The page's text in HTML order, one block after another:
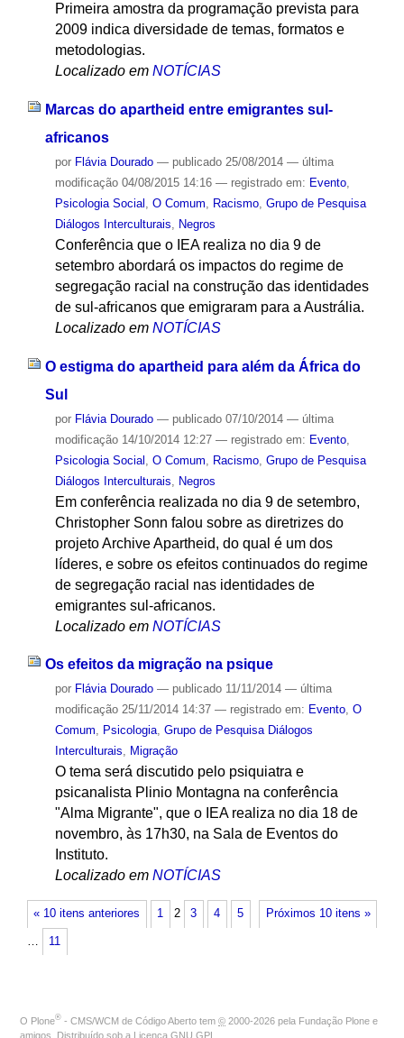
Primeira amostra da programação prevista para
2009 indica diversidade de temas, formatos e
metodologias.
Localizado em NOTÍCIAS
Marcas do apartheid entre emigrantes sul-
africanos
por Flávia Dourado — publicado25/08/2014 — última
modificação04/08/2015 14:16 — registrado em: Evento,
Psicologia Social
O Comum Racismo, Grupo de Pesquisa
Diálogos Interculturais
Negros
Conferência que o IEA realiza no dia 9 de
setembro abordará os impactos do regime de
segregação racial na construção das identidades
de sul-africanos que emigraram para a Austrália.
Localizado em NOTÍCIAS
O estigma do apartheid para além da África do
Sul
por Flávia Dourado — publicado07/10/2014 — última
modificação14/10/2014 12:27 — registrado em: Evento,
Psicologia Social O Comum Racismo, Grupo de Pesquisa
Diálogos Interculturais
Negros
Em conferência realizada no dia 9 de setembro,
Christopher Sonn falou sobre as diretrizes do
projeto Archive Apartheid, do qual é um dos
líderes, e sobre os efeitos continuados do regime
de segregação racial nas identidades de
emigrantes sul-africanos.
Localizado em NOTÍCIAS
Os efeitos da migração na psique
por Flávia Dourado — publicado11/11/2014 — última
modificação25/11/2014 14:37 — registrado em: Evento, O
Comum, Psicologia, Grupo de Pesquisa Diálogos
Interculturais, Migração
O tema será discutido pelo psiquiatra e
psicanalista Plinio Montagna na conferência
"Alma Migrante", que o IEA realiza no dia 18 de
novembro, às 17h30, na Sala de Eventos do
Instituto.
Localizado em NOTÍCIAS
« 10 itens anteriores Próximos 10 itens »
1 2 3 4 5
… 11
O Plone® - CMS/WCM de Código Aberto tem © 2000-2026 pela Fundação Plone e
amigos. Distribuído sob a Licença GNU GPL